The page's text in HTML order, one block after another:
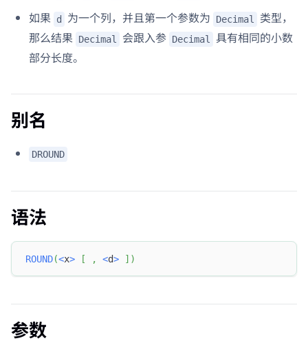
如果 d 为一个列，并且第一个参数为 Decimal
类型，
那么结果 Decimal 会跟入参 Decimal
具有相同的小数
部分长度。
别名
DROUND
语法
ROUND(<x> [ , <d> ] )
参数